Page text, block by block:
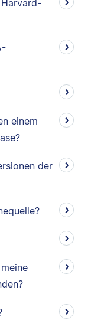
einem
der